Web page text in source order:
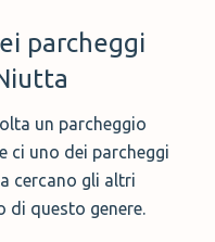
è
Ultimi
la
di uno dei
parcheggi
un parcheggio
ci uno dei parcheggi
cercano gli altri
di questo genere.